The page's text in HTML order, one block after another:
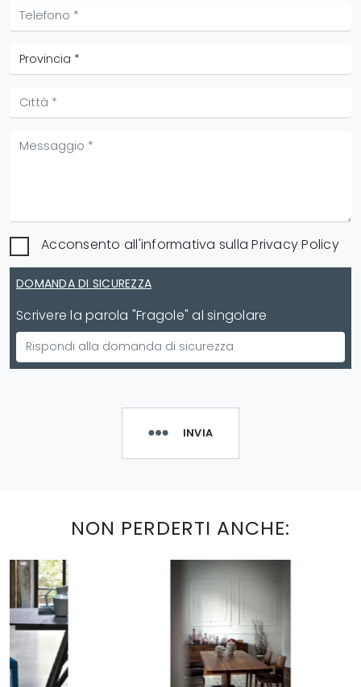
Acconsento all'informativa sullaPrivacy Policy
DOMANDA DI SICUREZZA
Scrivere la parola "Fragole" al singolare
INVIA
NON PERDERTI ANCHE: